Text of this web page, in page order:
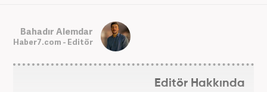
Bahadır Alemdar
Haber7.com - Editör
Editör Hakkında